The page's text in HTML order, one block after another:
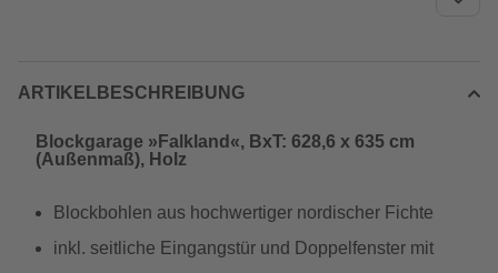
ARTIKELBESCHREIBUNG
Blockgarage »Falkland«, BxT: 628,6 x 635 cm
(Außenmaß), Holz
Blockbohlen aus hochwertiger nordischer Fichte
inkl. seitliche Eingangstür und Doppelfenster mit